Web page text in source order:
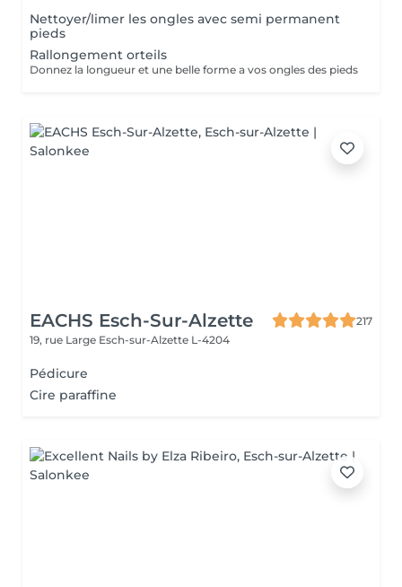
Nettoyer/limer les ongles avec semi permanent
pieds
Rallongement orteils
Donnez la longueur et une belle forme a vos ongles des pieds
EACHS Esch-Sur-Alzette
217
19, rue Large Esch-sur-Alzette L-4204
Pédicure
Cire paraffine